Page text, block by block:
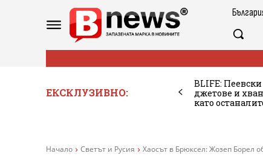
ЕКСКЛУЗИВНО:
BLIFE: Пеевски
джетове и
като
Начало Светът и Русия Хаосът в Брюксел: Жозеп Борел